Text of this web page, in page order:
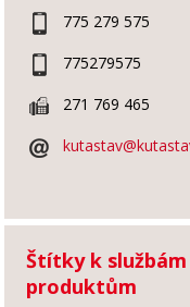
775 279 575
775279575
271 769 465
Štítky k službám
produktům